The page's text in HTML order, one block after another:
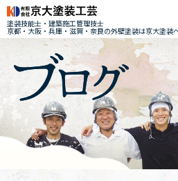
塗装技能士・建築施工管理技士
京都・大阪・兵庫・滋賀・奈良の外壁塗装は京大塗装